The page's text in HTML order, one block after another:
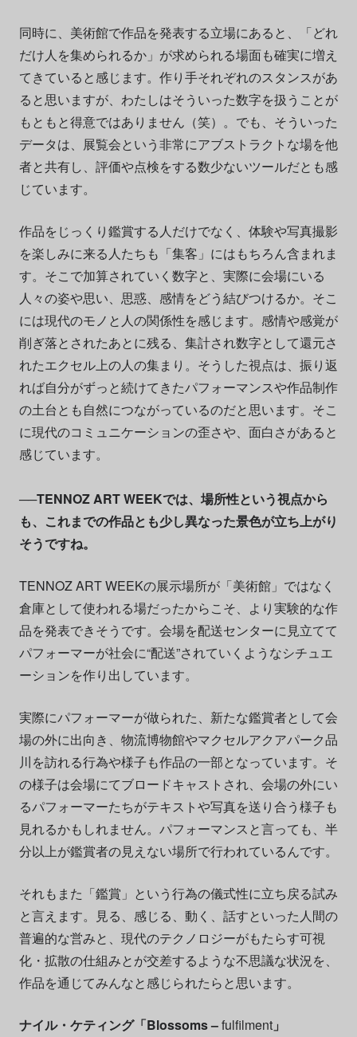
同時に、美術館で作品を発表する立場にあると、「どれ
だけ人を集められるか」が求められる場面も確実に増え
てきていると感じます。作り手それぞれのスタンスがあ
ると思いますが、わたしはそういった数字を扱うことが
もともと得意ではありません（笑）。でも、そういった
データは、展覧会という非常にアブストラクトな場を他
者と共有し、評価や点検をする数少ないツールだとも感
じています。
作品をじっくり鑑賞する人だけでなく、体験や写真撮影
を楽しみに来る人たちも「集客」にはもちろん含まれま
す。そこで加算されていく数字と、実際に会場にいる
人々の姿や思い、思惑、感情をどう結びつけるか。そこ
には現代のモノと人の関係性を感じます。感情や感覚が
削ぎ落とされたあとに残る、集計され数字として還元さ
れたエクセル上の人の集まり。そうした視点は、振り返
れば自分がずっと続けてきたパフォーマンスや作品制作
の土台とも自然につながっているのだと思います。そこ
に現代のコミュニケーションの歪さや、面白さがあると
感じています。
──TENNOZ ART WEEKでは、場所性という視点から
も、これまでの作品とも少し異なった景色が立ち上がり
そうですね。
TENNOZ ART WEEKの展示場所が「美術館」ではなく
倉庫として使われる場だったからこそ、より実験的な作
品を発表できそうです。会場を配送センターに見立てて
パフォーマーが社会に“配送”されていくようなシチュエ
ーションを作り出しています。
実際にパフォーマーが做られた、新たな鑑賞者として会
場の外に出向き、物流博物館やマクセルアクアパーク品
川を訪れる行為や様子も作品の一部となっています。そ
の様子は会場にてブロードキャストされ、会場の外にい
るパフォーマーたちがテキストや写真を送り合う様子も
見れるかもしれません。パフォーマンスと言っても、半
分以上が鑑賞者の見えない場所で行われているんです。
それもまた「鑑賞」という行為の儀式性に立ち戻る試み
と言えます。見る、感じる、動く、話すといった人間の
普遍的な営みと、現代のテクノロジーがもたらす可視
化・拡散の仕組みとが交差するような不思議な状況を、
作品を通じてみんなと感じられたらと思います。
ナイル・ケティング「Blossoms –fulfilment」